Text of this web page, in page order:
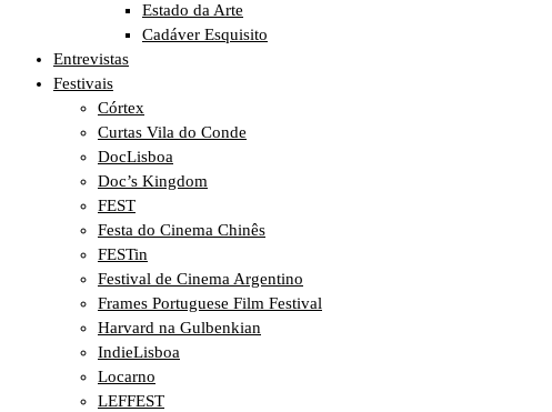
Estado da Arte
Cadáver Esquisito
Entrevistas
Festivais
Córtex
Curtas Vila do Conde
DocLisboa
Doc’s Kingdom
FEST
Festa do Cinema Chinês
FESTin
Festival de Cinema Argentino
Frames Portuguese Film Festival
Harvard na Gulbenkian
IndieLisboa
Locarno
LEFFEST